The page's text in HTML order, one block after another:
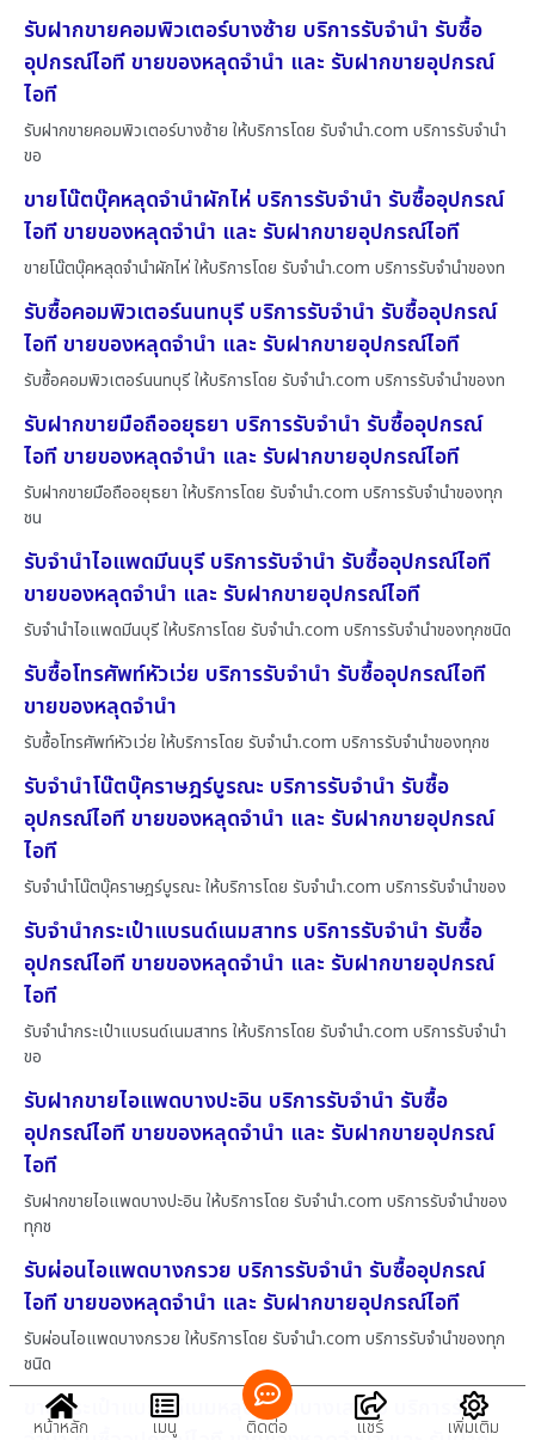
รับฝากขายคอมพิวเตอร์บางซ้าย บริการรับจำนำ รับซื้อ
อุปกรณ์ไอที ขายของหลุดจำนำ และ รับฝากขายอุปกรณ์
ไอที
รับฝากขายคอมพิวเตอร์บางซ้าย ให้บริการโดย รับจํานํา.com บริการรับจำนำ
ขอ
ขายโน๊ตบุ๊คหลุดจำนำผักไห่ บริการรับจำนำ รับซื้ออุปกรณ์
ไอที ขายของหลุดจำนำ และ รับฝากขายอุปกรณ์ไอที
ขายโน๊ตบุ๊คหลุดจำนำผักไห่ ให้บริการโดย รับจํานํา.com บริการรับจำนำของท
รับซื้อคอมพิวเตอร์นนทบุรี บริการรับจำนำ รับซื้ออุปกรณ์
ไอที ขายของหลุดจำนำ และ รับฝากขายอุปกรณ์ไอที
รับซื้อคอมพิวเตอร์นนทบุรี ให้บริการโดย รับจํานํา.com บริการรับจำนำของท
รับฝากขายมือถืออยุธยา บริการรับจำนำ รับซื้ออุปกรณ์
ไอที ขายของหลุดจำนำ และ รับฝากขายอุปกรณ์ไอที
รับฝากขายมือถืออยุธยา ให้บริการโดย รับจํานํา.com บริการรับจำนำของทุก
ชน
รับจำนำไอแพดมีนบุรี บริการรับจำนำ รับซื้ออุปกรณ์ไอที
ขายของหลุดจำนำ และ รับฝากขายอุปกรณ์ไอที
รับจำนำไอแพดมีนบุรี ให้บริการโดย รับจํานํา.com บริการรับจำนำของทุกชนิด
รับซื้อโทรศัพท์หัวเว่ย บริการรับจำนำ รับซื้ออุปกรณ์ไอที
ขายของหลุดจำนำ
รับซื้อโทรศัพท์หัวเว่ย ให้บริการโดย รับจํานํา.com บริการรับจำนำของทุกช
รับจำนำโน๊ตบุ๊คราษฎร์บูรณะ บริการรับจำนำ รับซื้อ
อุปกรณ์ไอที ขายของหลุดจำนำ และ รับฝากขายอุปกรณ์
ไอที
รับจำนำโน๊ตบุ๊คราษฎร์บูรณะ ให้บริการโดย รับจํานํา.com บริการรับจำนำของ
รับจำนำกระเป๋าแบรนด์เนมสาทร บริการรับจำนำ รับซื้อ
อุปกรณ์ไอที ขายของหลุดจำนำ และ รับฝากขายอุปกรณ์
ไอที
รับจำนำกระเป๋าแบรนด์เนมสาทร ให้บริการโดย รับจํานํา.com บริการรับจำนำ
ขอ
รับฝากขายไอแพดบางปะอิน บริการรับจำนำ รับซื้อ
อุปกรณ์ไอที ขายของหลุดจำนำ และ รับฝากขายอุปกรณ์
ไอที
รับฝากขายไอแพดบางปะอิน ให้บริการโดย รับจํานํา.com บริการรับจำนำของ
ทุกช
รับผ่อนไอแพดบางกรวย บริการรับจำนำ รับซื้ออุปกรณ์
ไอที ขายของหลุดจำนำ และ รับฝากขายอุปกรณ์ไอที
รับผ่อนไอแพดบางกรวย ให้บริการโดย รับจํานํา.com บริการรับจำนำของทุก
ชนิด
ขายกระเป๋าแบรนด์เนมหลุดจำนำบางเสาธง บริการรับ
หน้าหลัก เมนู ติดต่อ แชร์ เพิ่มเติม